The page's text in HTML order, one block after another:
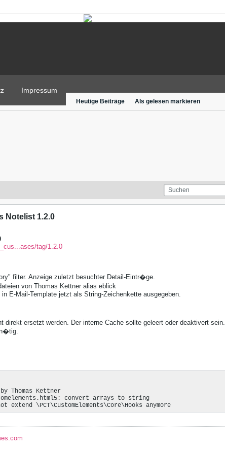
Impressum
Heutige Beiträge Als gelesen markieren
Notelist 1.2.0
tag/1.2.0
filter. Anzeige zuletzt besuchter Detail-Eintr�ge.
von Thomas Kettner alias eblick
in E-Mail-Template jetzt als String-Zeichenkette ausgegeben.
direkt ersetzt werden. Der interne Cache sollte geleert oder deaktivert sein.
Thomas Kettner
convert arrays to string
extend \PCT\CustomElements\Core\Hooks anymore